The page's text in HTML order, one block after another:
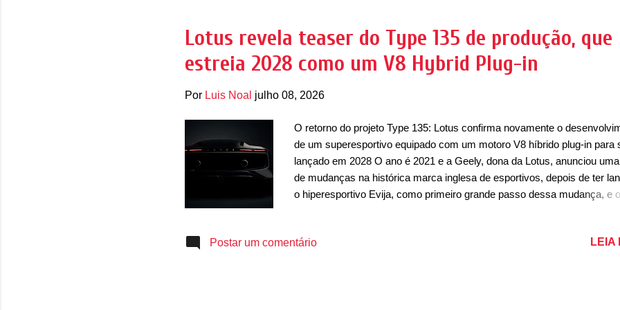
novo utilitário esportivo. Dentro da linha de produtos atuais da marca, o
Levante já não se fez presente mais, mas pode indicar que este novo
pode...
Lotus revela teaser do Type 135 de produção, que
estreia 2028 como um V8 Hybrid Plug-in
Por Luis Noal julho 08, 2026
O retorno do projeto Type 135: Lotus confirma novamente o
de um superesportivo equipado com um motoro V8 híbrido plug-in para
lançado em 2028 O ano é 2021 e a Geely, dona da Lotus, anunciou
de mudanças na histórica marca inglesa de esportivos, depois de ter
o hiperesportivo Evija, como primeiro grande passo dessa mudança, e o
veio a ser o Emeya, um crossover e o retorno da marca aos esportivos
Postar um comentário LEIA